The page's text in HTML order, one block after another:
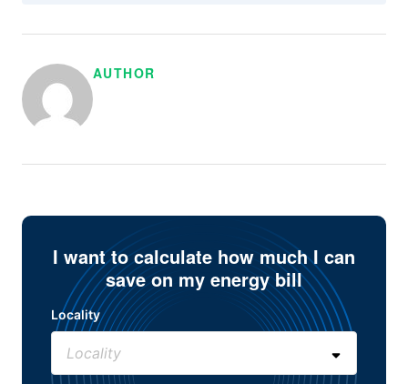
AUTHOR
I want to calculate how much I can
save on my energy bill
Locality